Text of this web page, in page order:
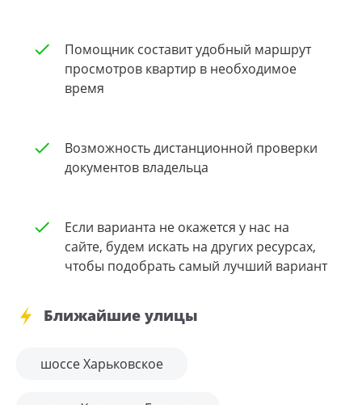
Помощник составит удобный маршрут
просмотров квартир в необходимое
время
Возможность дистанционной проверки
документов владельца
Если варианта не окажется у нас на
сайте, будем искать на других ресурсах,
чтобы подобрать самый лучший вариант
Ближайшие улицы
шоссе Харьковское